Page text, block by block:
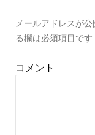
メールアドレスが
る欄は必須項目です
コメント